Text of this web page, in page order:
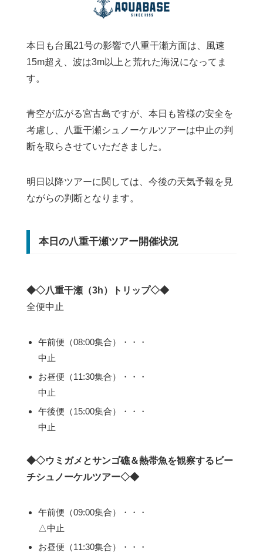
本日も台風21号の影響で八重干瀬方面は、風速
15m超え、波は3m以上と荒れた海況になってま
す。
青空が広がる宮古島ですが、本日も皆様の安全を
考慮し、八重干瀬シュノーケルツアーは中止の判
断を取らさせていただきました。
明日以降ツアーに関しては、今後の天気予報を見
ながらの判断となります。
本日の八重干瀬ツアー開催状況
◆◇八重干瀬（3h）トリップ◇◆
全便中止
午前便（08:00集合）・・・
中止
お昼便（11:30集合）・・・
中止
午後便（15:00集合）・・・
中止
◆◇ウミガメとサンゴ礁＆熱帯魚を観察するビー
チシュノーケルツアー◇◆
午前便（09:00集合）・・・
△中止
お昼便（11:30集合）・・・